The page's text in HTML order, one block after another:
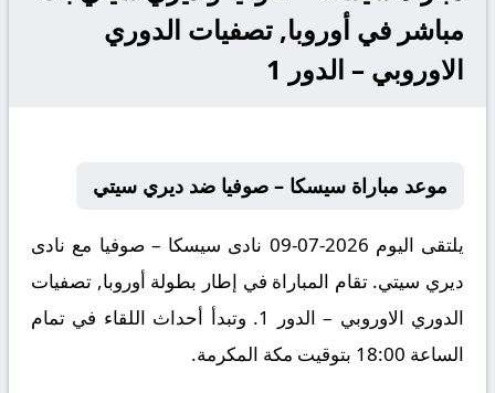
مباشر في أوروبا, تصفيات الدوري
الاوروبي – الدور 1
موعد مباراة سيسكا – صوفيا ضد ديري سيتي
يلتقى اليوم 2026-07-09 نادى سيسكا – صوفيا مع نادى
ديري سيتي. تقام المباراة في إطار بطولة أوروبا, تصفيات
الدوري الاوروبي – الدور 1. وتبدأ أحداث اللقاء في تمام
الساعة 18:00 بتوقيت مكة المكرمة.